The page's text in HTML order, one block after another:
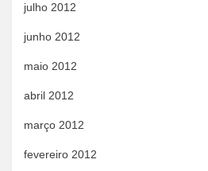
julho 2012
junho 2012
maio 2012
abril 2012
março 2012
fevereiro 2012